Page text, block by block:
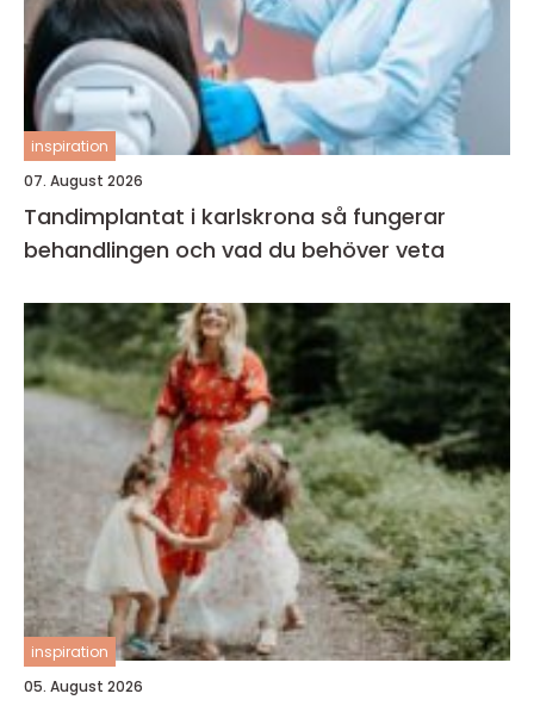
inspiration
07. August 2026
Tandimplantat i karlskrona så fungerar
behandlingen och vad du behöver veta
inspiration
05. August 2026